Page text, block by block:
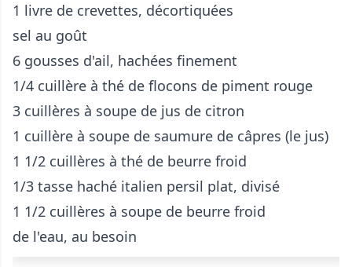
1 livre de crevettes, décortiquées
sel au goût
6 gousses d'ail, hachées finement
1/4 cuillère à thé de flocons de piment rouge
3 cuillères à soupe de jus de citron
1 cuillère à soupe de saumure de câpres (le jus)
1 1/2 cuillères à thé de beurre froid
1/3 tasse haché italien persil plat, divisé
1 1/2 cuillères à soupe de beurre froid
de l'eau, au besoin